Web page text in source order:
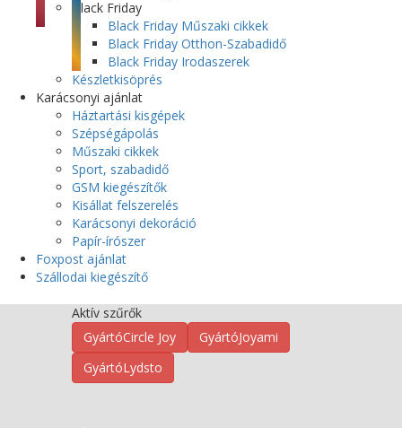
Black Friday
Black Friday Műszaki cikkek
Black Friday Otthon-Szabadidő
Black Friday Irodaszerek
Készletkisöprés
Karácsonyi ajánlat
Háztartási kisgépek
Szépségápolás
Műszaki cikkek
Sport, szabadidő
GSM kiegészítők
Kisállat felszerelés
Karácsonyi dekoráció
Papír-írószer
Foxpost ajánlat
Szállodai kiegészítő
Aktív szűrők
GyártóCircle Joy GyártóJoyami
GyártóLydsto